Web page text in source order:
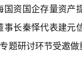
资国企存量资
长秦怿代表建
题研讨环节受邀